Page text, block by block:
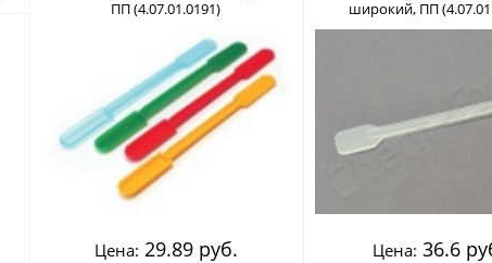
ПП (4.07.01.0191)
Цена: 29.89 руб.
широкий, ПП
Цена: 36.6